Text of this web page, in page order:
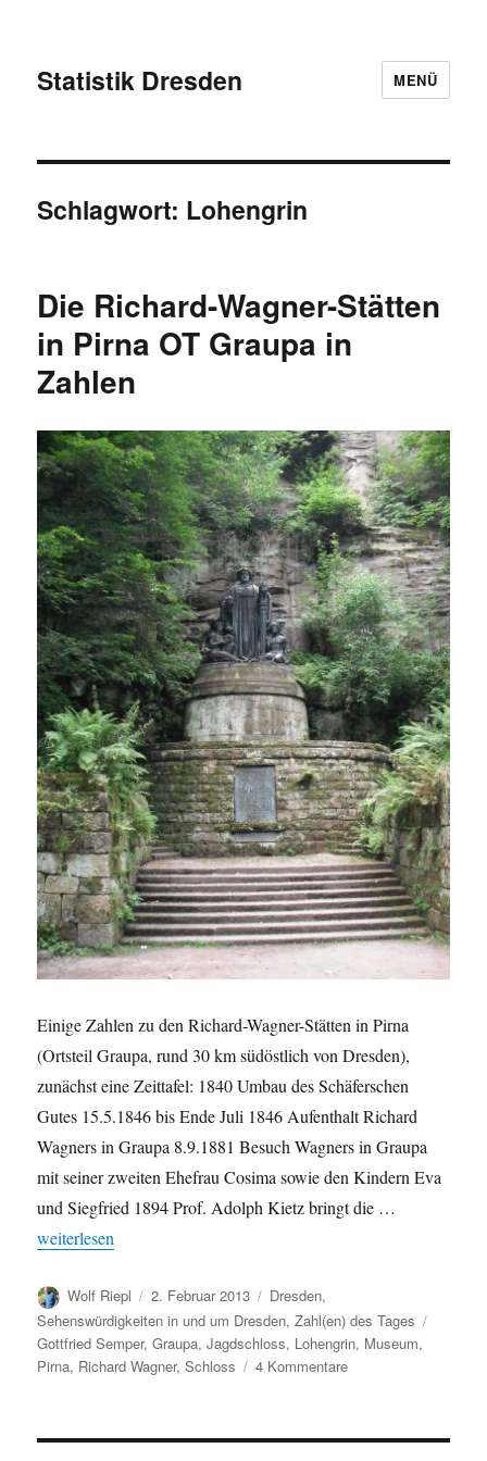
Statistik Dresden MENÜ
Schlagwort: Lohengrin
Die Richard-Wagner-Stätten
in Pirna OT Graupa in
Zahlen
Einige Zahlen zu den Richard-Wagner-Stätten in Pirna
(Ortsteil Graupa, rund 30 km südöstlich von Dresden),
zunächst eine Zeittafel: 1840 Umbau des Schäferschen
Gutes 15.5.1846 bis Ende Juli 1846 Aufenthalt Richard
Wagners in Graupa 8.9.1881 Besuch Wagners in Graupa
mit seiner zweiten Ehefrau Cosima sowie den Kindern Eva
und Siegfried 1894 Prof. Adolph Kietz bringt die …
„Die Richard-Wagner-Stätten in Pirna OT Graupa in Zahlen“
weiterlesen
Autor
Wolf Riepl
Veröffentlicht
am
2. Februar 2013 Kategorien
Dresden,
Sehenswürdigkeiten in und um Dresden,Zahl(en) des Tages
Gottfried Semper,Graupa,Jagdschloss, Lohengrin, Museum,
Pirna, Richard Wagner,Schloss 4 Kommentarezu